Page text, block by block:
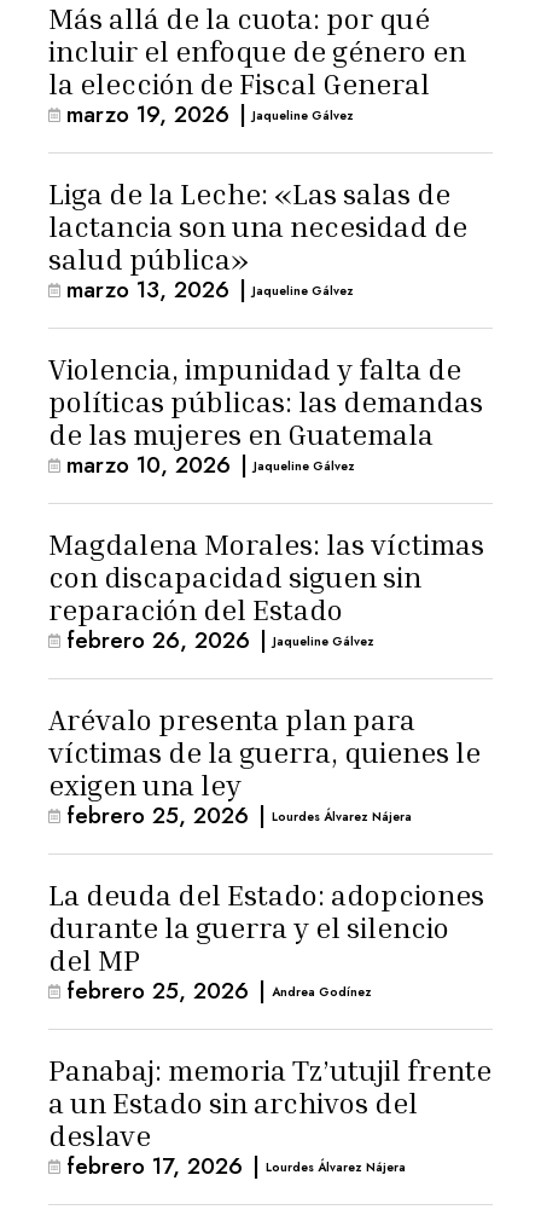
Más allá de la cuota: por qué
incluir el enfoque de género en
la elección de Fiscal General
marzo 19, 2026 | Jaqueline Gálvez
Liga de la Leche: «Las salas de
lactancia son una necesidad de
salud pública»
marzo 13, 2026 | Jaqueline Gálvez
Violencia, impunidad y falta de
políticas públicas: las demandas
de las mujeres en Guatemala
marzo 10, 2026 | Jaqueline Gálvez
Magdalena Morales: las víctimas
con discapacidad siguen sin
reparación del Estado
febrero 26, 2026 | Jaqueline Gálvez
Arévalo presenta plan para
víctimas de la guerra, quienes le
exigen una ley
febrero 25, 2026 | Lourdes Álvarez Nájera
La deuda del Estado: adopciones
durante la guerra y el silencio
del MP
febrero 25, 2026 | Andrea Godínez
Panabaj: memoria Tz’utujil frente
a un Estado sin archivos del
deslave
febrero 17, 2026 | Lourdes Álvarez Nájera